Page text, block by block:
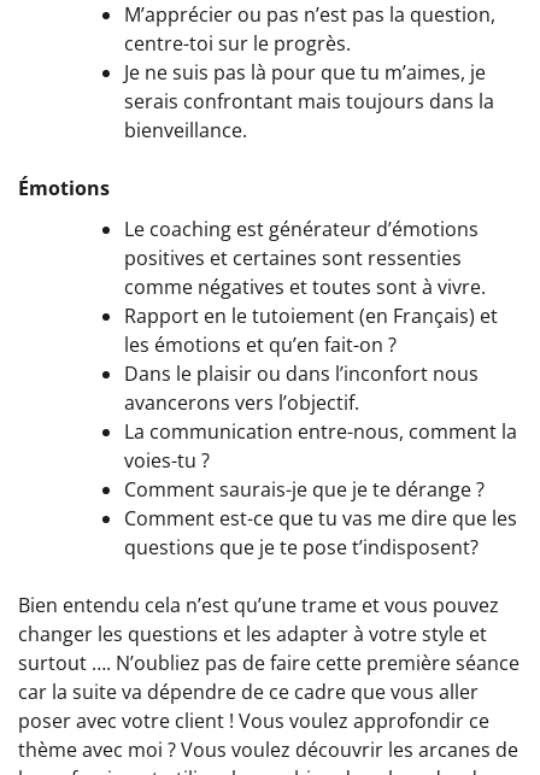
M’apprécier ou pas n’est pas la question,
centre-toi sur le progrès.
Je ne suis pas là pour que tu m’aimes, je
serais confrontant mais toujours dans la
bienveillance.
Émotions
Le coaching est générateur d’émotions
positives et certaines sont ressenties
comme négatives et toutes sont à vivre.
Rapport en le tutoiement (en Français) et
les émotions et qu’en fait-on ?
Dans le plaisir ou dans l’inconfort nous
avancerons vers l’objectif.
La communication entre-nous, comment la
voies-tu ?
Comment saurais-je que je te dérange ?
Comment est-ce que tu vas me dire que les
questions que je te pose t’indisposent?
Bien entendu cela n’est qu’une trame et vous pouvez
changer les questions et les adapter à votre style et
surtout …. N’oubliez pas de faire cette première séance
car la suite va dépendre de ce cadre que vous aller
poser avec votre client ! Vous voulez approfondir ce
thème avec moi ? Vous voulez découvrir les arcanes de